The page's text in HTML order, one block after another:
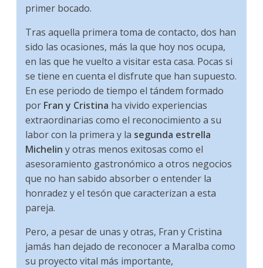
primer bocado.
Tras aquella primera toma de contacto, dos han
sido las ocasiones, más la que hoy nos ocupa,
en las que he vuelto a visitar esta casa. Pocas si
se tiene en cuenta el disfrute que han supuesto.
En ese periodo de tiempo el tándem formado
por Fran y Cristina ha vivido experiencias
extraordinarias como el reconocimiento a su
labor con la primera y la segunda estrella
Michelin y otras menos exitosas como el
asesoramiento gastronómico a otros negocios
que no han sabido absorber o entender la
honradez y el tesón que caracterizan a esta
pareja.
Pero, a pesar de unas y otras, Fran y Cristina
jamás han dejado de reconocer a Maralba como
su proyecto vital más importante,